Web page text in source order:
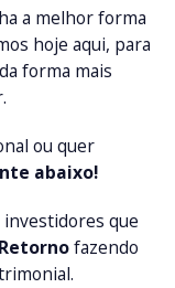
a melhor forma
hoje aqui, para
forma mais
ou quer
abaixo!
que
fazendo